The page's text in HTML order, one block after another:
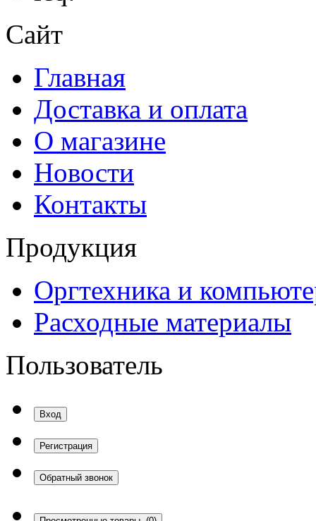
Сайт
Главная
Доставка и оплата
О магазине
Новости
Контакты
Продукция
Оргтехника и
Расходные материалы
Пользователь
Вход
Регистрация
Обратный звонок